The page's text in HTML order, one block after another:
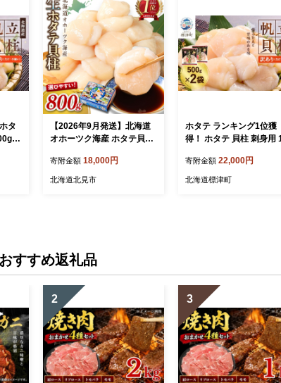
タ
(
ほ
タ
イ
【2026年9月発送】北海道
オホーツク海産 ホタテ貝柱
介類 貝 貝類 帆立 ほたて お
刺身 刺身 貝柱 海鮮丼 帆立
寄附金額 18,000円
北海道北見市
ホタテ ランキング1位獲
得！ ホタテ 貝柱 刺身用
い 訳あり 北海道 人気 国産
天然 冷凍 生食 ホタテ 帆立
寄附金額 22,000円
北海道標津町
すすめ返礼品
2 3